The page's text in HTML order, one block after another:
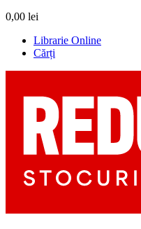
0,00 lei
Librarie Online
Cărți